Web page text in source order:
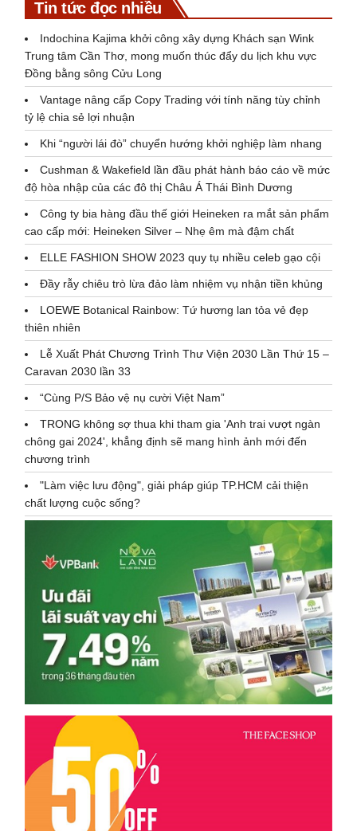
Tin tức đọc nhiều
Indochina Kajima khởi công xây dựng Khách sạn Wink
Trung tâm Cần Thơ, mong muốn thúc đẩy du lịch khu vực
Đồng bằng sông Cửu Long
Vantage nâng cấp Copy Trading với tính năng tùy chỉnh
tỷ lệ chia sẻ lợi nhuận
Khi “người lái đò” chuyển hướng khởi nghiệp làm nhang
Cushman & Wakefield lần đầu phát hành báo cáo về mức
độ hòa nhập của các đô thị Châu Á Thái Bình Dương
Công ty bia hàng đầu thế giới Heineken ra mắt sản phẩm
cao cấp mới: Heineken Silver – Nhẹ êm mà đậm chất
ELLE FASHION SHOW 2023 quy tụ nhiều celeb gạo cội
Đầy rẫy chiêu trò lừa đảo làm nhiệm vụ nhận tiền khủng
LOEWE Botanical Rainbow: Tứ hương lan tỏa vẻ đẹp
thiên nhiên
Lễ Xuất Phát Chương Trình Thư Viện 2030 Lần Thứ 15 –
Caravan 2030 lần 33
“Cùng P/S Bảo vệ nụ cười Việt Nam”
TRONG không sợ thua khi tham gia 'Anh trai vượt ngàn
chông gai 2024', khẳng định sẽ mang hình ảnh mới đến
chương trình
"Làm việc lưu động", giải pháp giúp TP.HCM cải thiện
chất lượng cuộc sống?